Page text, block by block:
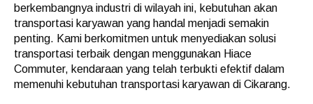
berkembangnya industri di wilayah ini, kebutuhan akan
transportasi karyawan yang handal menjadi semakin
penting. Kami berkomitmen untuk menyediakan solusi
transportasi terbaik dengan menggunakan Hiace
Commuter, kendaraan yang telah terbukti efektif dalam
memenuhi kebutuhan transportasi karyawan di Cikarang.